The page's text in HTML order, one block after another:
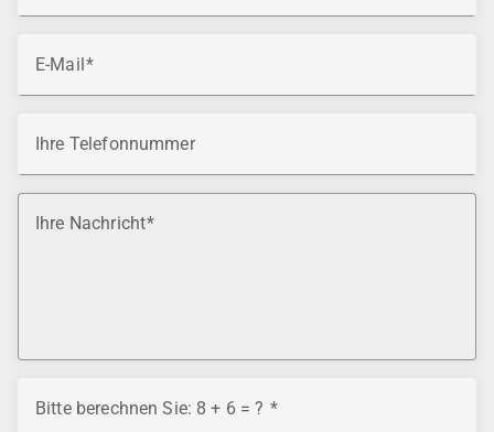
E-Mail
Ihre Telefonnummer
Ihre Nachricht
Bitte berechnen Sie: 8 + 6 = ?